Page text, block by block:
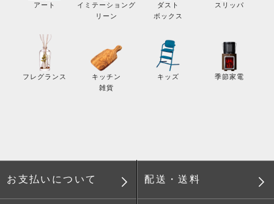
アート
イミテーショング
リーン
ダスト
ボックス
スリッパ
フレグランス
キッチン
雑貨
キッズ 季節家電
お支払いについて 配送・送料